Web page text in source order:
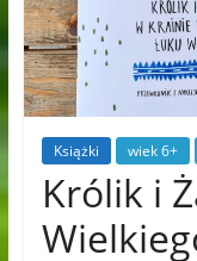
Książki wiek 6+
Królik i